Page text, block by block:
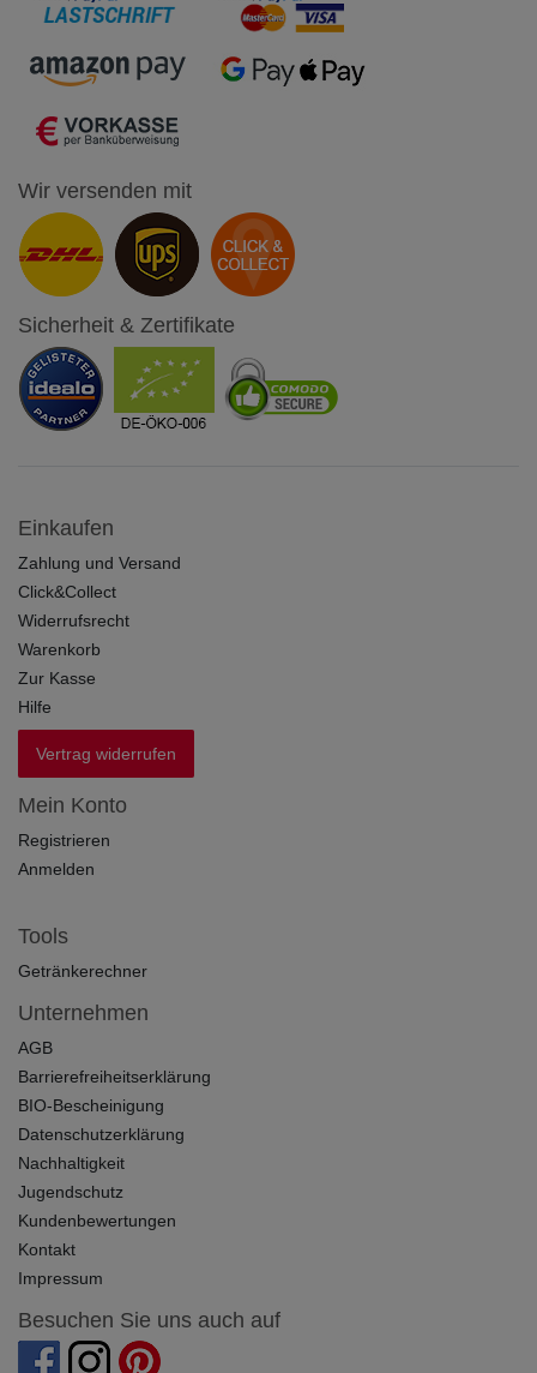
Wir versenden mit
Sicherheit & Zertifikate
Einkaufen
Zahlung und Versand
Click&Collect
Widerrufsrecht
Warenkorb
Zur Kasse
Hilfe
Vertrag widerrufen
Mein Konto
Registrieren
Anmelden
Tools
Getränkerechner
Unternehmen
AGB
Barrierefreiheitserklärung
BIO-Bescheinigung
Datenschutzerklärung
Nachhaltigkeit
Jugendschutz
Kundenbewertungen
Kontakt
Impressum
Besuchen Sie uns auch auf